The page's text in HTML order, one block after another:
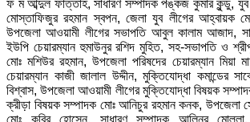
ফ ম আব্দুল ফাত্তাহ, সাধারণ সম্পাদক পঙ্কজ কুমার কুন্ডু,
মোস্তাফিজুর রহমান স্বপন, জেলা যুব লীগের আহ্বায়ক
উপজেলা আওয়ামী লীগের সভাপতি আবুল কালাম আজাদ,
ইউপি চেয়ারম্যান হুমাউনুর রশিদ মুহিত, সহ-সভাপতি ও
মোঃ মশিউর রহমান, উপজেলা পরিষদের চেয়ারম্যান মিয়া
চেয়ারম্যান কাজী জালাল উদ্দীন, মুক্তিযোদ্ধা কমান্ডের
বিশ্বাস, উপজেলা আওয়ামী লীগের মুক্তিযোদ্ধা বিষয়ক
ক্রীড়া বিষয়ক সম্পাদক মোঃ আনিচুর রহমান কনক, উপজেলা
মোঃ কবির হোসেন, সাধারণ সম্পাদক আলিনুর